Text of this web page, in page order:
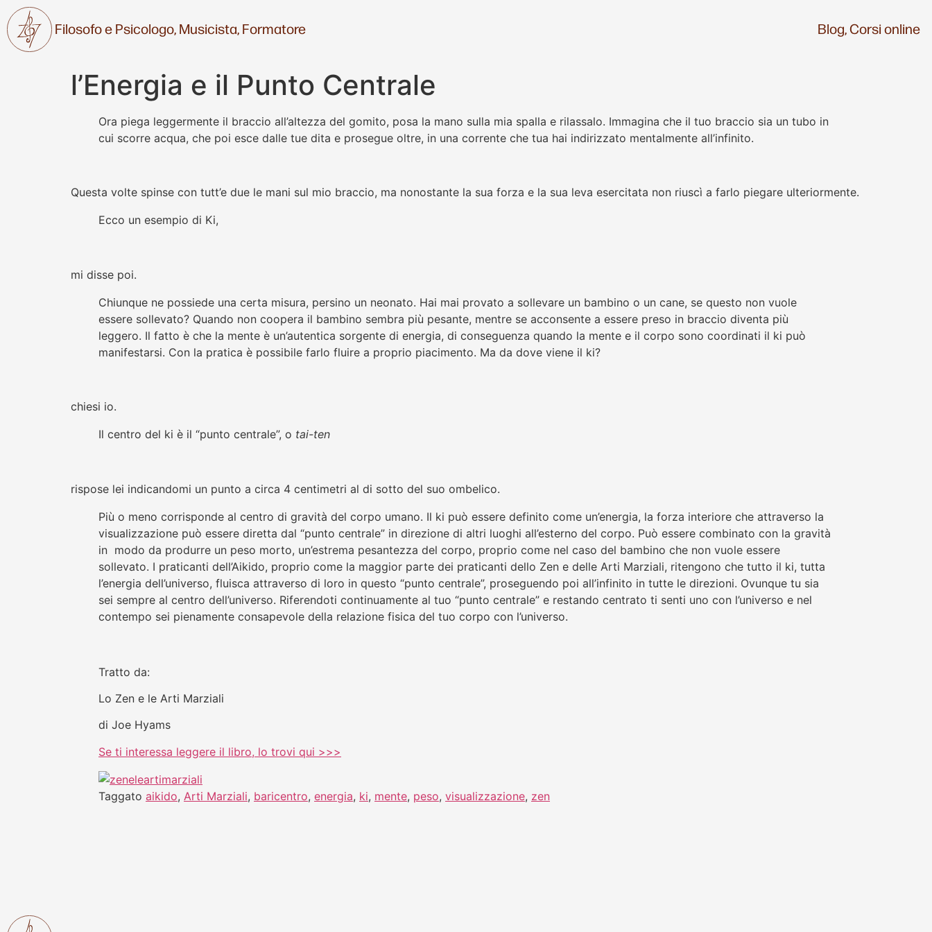
Filosofo e Psicologo,Musicista,Formatore Blog,Corsi online
l’Energia e il Punto Centrale
Ora piega leggermente il braccio all’altezza del gomito, posa la mano sulla mia spalla e rilassalo. Immagina che il tuo braccio sia un tubo in
cui scorre acqua, che poi esce dalle tue dita e prosegue oltre, in una corrente che tua hai indirizzato mentalmente all’infinito.
Questa volte spinse con tutt’e due le mani sul mio braccio, ma nonostante la sua forza e la sua leva esercitata non riuscì a farlo piegare ulteriormente.
Ecco un esempio di Ki,
mi disse poi.
Chiunque ne possiede una certa misura, persino un neonato. Hai mai provato a sollevare un bambino o un cane, se questo non vuole
essere sollevato? Quando non coopera il bambino sembra più pesante, mentre se acconsente a essere preso in braccio diventa più
leggero. Il fatto è che la mente è un’autentica sorgente di energia, di conseguenza quando la mente e il corpo sono coordinati il ki può
manifestarsi. Con la pratica è possibile farlo fluire a proprio piacimento. Ma da dove viene il ki?
chiesi io.
Il centro del ki è il “punto centrale”, o tai-ten
rispose lei indicandomi un punto a circa 4 centimetri al di sotto del suo ombelico.
Più o meno corrisponde al centro di gravità del corpo umano. Il ki può essere definito come un’energia, la forza interiore che attraverso la
visualizzazione può essere diretta dal “punto centrale” in direzione di altri luoghi all’esterno del corpo. Può essere combinato con la gravità
in modo da produrre un peso morto, un’estrema pesantezza del corpo, proprio come nel caso del bambino che non vuole essere
sollevato. I praticanti dell’Aikido, proprio come la maggior parte dei praticanti dello Zen e delle Arti Marziali, ritengono che tutto il ki, tutta
l’energia dell’universo, fluisca attraverso di loro in questo “punto centrale”, proseguendo poi all’infinito in tutte le direzioni. Ovunque tu sia
sei sempre al centro dell’universo. Riferendoti continuamente al tuo “punto centrale” e restando centrato ti senti uno con l’universo e nel
contempo sei pienamente consapevole della relazione fisica del tuo corpo con l’universo.
Tratto da:
Lo Zen e le Arti Marziali
di Joe Hyams
Se ti interessa leggere il libro, lo trovi qui >>>
Taggato aikido, Arti Marziali, baricentro, energia, ki, mente, peso, visualizzazione, zen